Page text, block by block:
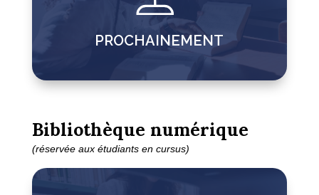
PROCHAINEMENT
Bibliothèque numérique
(réservée aux étudiants en cursus)